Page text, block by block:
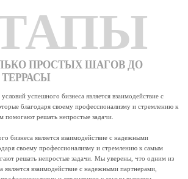
ПРОСТЫХ ШАГОВ ДО
успешного бизнеса является взаимодействие с
благодаря своему профессионализму и стремлению к
помогают решать непростые задачи.
бизнеса является взаимодействие с надежными
своему профессионализму и стремлению к самым
решать непростые задачи. Мы уверены, что одним из
является взаимодействие с надежными партнерами,